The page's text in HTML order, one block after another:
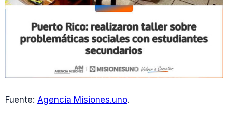
Fuente: Agencia Misiones.uno.